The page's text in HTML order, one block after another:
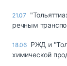
21.07
речным
18.06 РЖД и
химической